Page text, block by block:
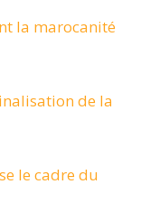
la marocanité
de la
le cadre du